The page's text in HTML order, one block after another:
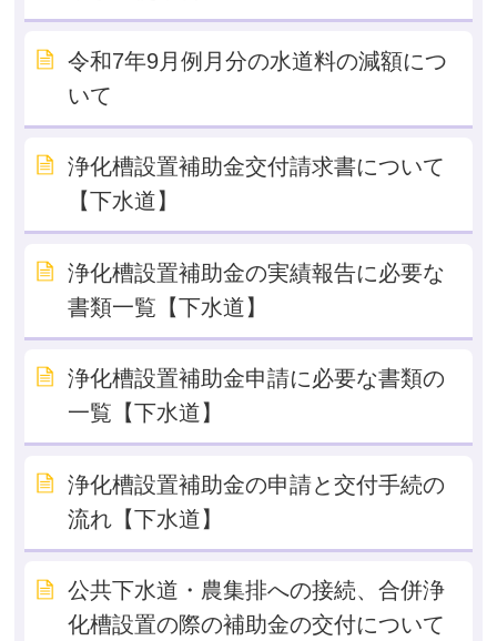
令和7年9月例月分の水道料の減額につ
いて
浄化槽設置補助金交付請求書について
【下水道】
浄化槽設置補助金の実績報告に必要な
書類一覧【下水道】
浄化槽設置補助金申請に必要な書類の
一覧【下水道】
浄化槽設置補助金の申請と交付手続の
流れ【下水道】
公共下水道・農集排への接続、合併浄
化槽設置の際の補助金の交付について